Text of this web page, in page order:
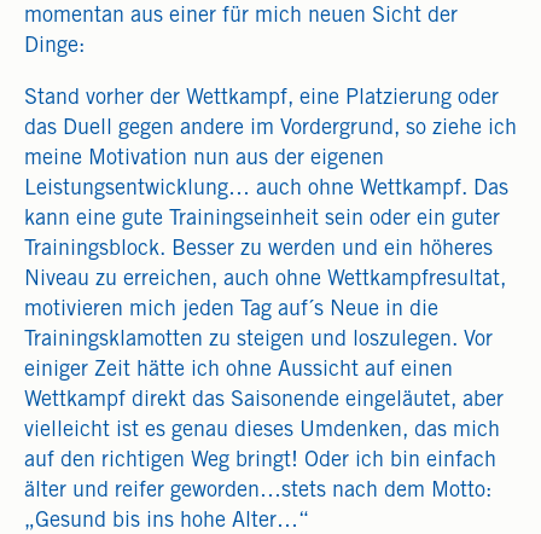
momentan aus einer für mich neuen Sicht der
Dinge:
Stand vorher der Wettkampf, eine Platzierung oder
das Duell gegen andere im Vordergrund, so ziehe ich
meine Motivation nun aus der eigenen
Leistungsentwicklung… auch ohne Wettkampf. Das
kann eine gute Trainingseinheit sein oder ein guter
Trainingsblock. Besser zu werden und ein höheres
Niveau zu erreichen, auch ohne Wettkampfresultat,
motivieren mich jeden Tag auf´s Neue in die
Trainingsklamotten zu steigen und loszulegen. Vor
einiger Zeit hätte ich ohne Aussicht auf einen
Wettkampf direkt das Saisonende eingeläutet, aber
vielleicht ist es genau dieses Umdenken, das mich
auf den richtigen Weg bringt! Oder ich bin einfach
älter und reifer geworden…stets nach dem Motto:
„Gesund bis ins hohe Alter…“